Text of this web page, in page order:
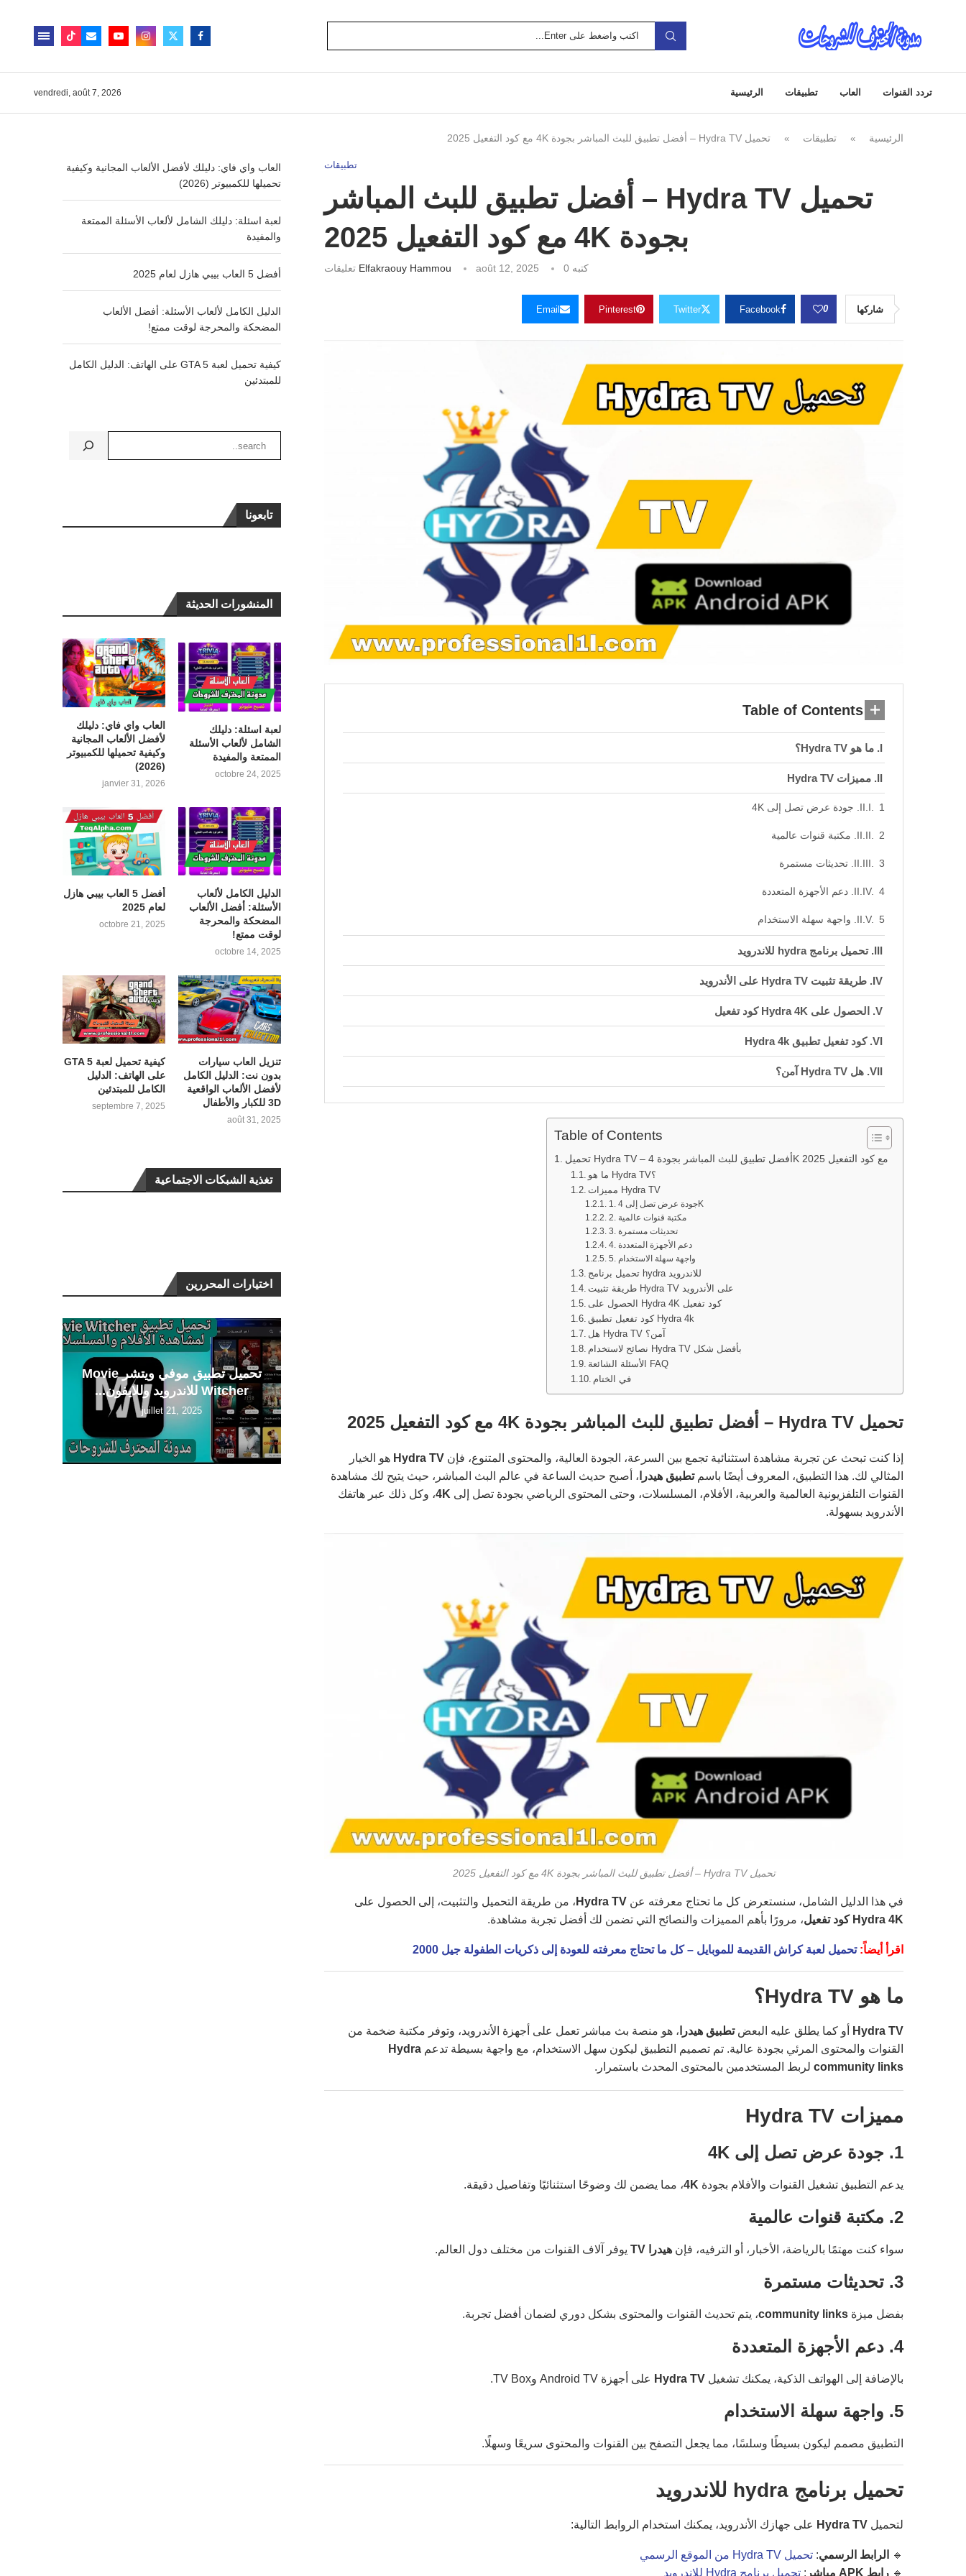
الرئيسية تطبيقات العاب تردد القنوات vendredi, août 7, 2026
الرئيسية » تطبيقات » تحميل Hydra TV – أفضل تطبيق للبث المباشر بجودة 4K مع كود التفعيل 2025
تطبيقات
تحميل Hydra TV – أفضل تطبيق للبث المباشر
بجودة 4K مع كود التفعيل 2025
كتبه Elfakraouy Hammou août 12, 2025 0 تعليقات
شاركها 0
Facebook
Twitter
Pinterest
Email
Table of Contents
ما هو Hydra TV؟
مميزات Hydra TV
1. جودة عرض تصل إلى 4K
2. مكتبة قنوات عالمية
3. تحديثات مستمرة
4. دعم الأجهزة المتعددة
5. واجهة سهلة الاستخدام
تحميل برنامج hydra للاندرويد
طريقة تثبيت Hydra TV على الأندرويد
الحصول على Hydra 4K كود تفعيل
كود تفعيل تطبيق Hydra 4k
هل Hydra TV آمن؟
نصائح لاستخدام Hydra TV بأفضل شكل
في الختام
Table of Contents
تحميل Hydra TV – أفضل تطبيق للبث المباشر بجودة 4K مع كود التفعيل 2025
ما هو Hydra TV؟
مميزات Hydra TV
1. جودة عرض تصل إلى 4K
2. مكتبة قنوات عالمية
3. تحديثات مستمرة
4. دعم الأجهزة المتعددة
5. واجهة سهلة الاستخدام
تحميل برنامج hydra للاندرويد
طريقة تثبيت Hydra TV على الأندرويد
الحصول على Hydra 4K كود تفعيل
كود تفعيل تطبيق Hydra 4k
هل Hydra TV آمن؟
نصائح لاستخدام Hydra TV بأفضل شكل
الأسئلة الشائعة FAQ
في الختام
تحميل Hydra TV – أفضل تطبيق للبث المباشر بجودة 4K مع كود التفعيل 2025
إذا كنت تبحث عن تجربة مشاهدة استثنائية تجمع بين السرعة، الجودة العالية، والمحتوى المتنوع، فإن Hydra TV هو الخيار
المثالي لك. هذا التطبيق، المعروف أيضًا باسمتطبيق هيدرا ، أصبح حديث الساعة في عالم البث المباشر، حيث يتيح لك مشاهدة
القنوات التلفزيونية العالمية والعربية، الأفلام، المسلسلات، وحتى المحتوى الرياضي بجودة تصل إلى 4K، وكل ذلك عبر هاتفك
الأندرويد بسهولة.
تحميل Hydra TV – أفضل تطبيق للبث المباشر بجودة 4K مع كود التفعيل 2025
في هذا الدليل الشامل، سنستعرض كل ما تحتاج معرفته عن Hydra TV ، من طريقة التحميل والتثبيت، إلى الحصول على
Hydra 4K كود تفعيل
، مرورًا بأهم المميزات والنصائح التي تضمن لك أفضل تجربة مشاهدة.
اقرأ أيضاً:تحميل لعبة كراش القديمة للموبايل – كل ما تحتاج معرفته للعودة إلى ذكريات الطفولة جيل 2000
ما هو Hydra TV؟
Hydra TV أو كما يطلق عليه البعضتطبيق هيدرا ، هو منصة بث مباشر تعمل على أجهزة الأندرويد، وتوفر مكتبة ضخمة من
القنوات والمحتوى المرئي بجودة عالية. تم تصميم التطبيق ليكون سهل الاستخدام، مع واجهة بسيطة تدعم Hydra
community links لربط المستخدمين بالمحتوى المحدث باستمرار.
مميزات Hydra TV
1. جودة عرض تصل إلى 4K
يدعم التطبيق تشغيل القنوات والأفلام بجودة 4K، مما يضمن لك وضوحًا استثنائيًا وتفاصيل دقيقة.
2. مكتبة قنوات عالمية
سواء كنت مهتمًا بالرياضة، الأخبار، أو الترفيه، فإن هيدرا TV يوفر آلاف القنوات من مختلف دول العالم.
3. تحديثات مستمرة
بفضل ميزة community links، يتم تحديث القنوات والمحتوى بشكل دوري لضمان أفضل تجربة.
4. دعم الأجهزة المتعددة
بالإضافة إلى الهواتف الذكية، يمكنك تشغيل Hydra TV على أجهزة Android TV وTV Box.
5. واجهة سهلة الاستخدام
التطبيق مصمم ليكون بسيطًا وسلسًا، مما يجعل التصفح بين القنوات والمحتوى سريعًا وسهلًا.
تحميل برنامج hydra للاندرويد
لتحميل Hydra TV على جهازك الأندرويد، يمكنك استخدام الروابط التالية:
🔹 الرابط الرسمي: تحميل Hydra TV من الموقع الرسمي
🔹 رابط APK مباشر : تحميل برنامج Hydra للاندرويد
العاب واي فاي: دليلك لأفضل الألعاب المجانية وكيفية
تحميلها للكمبيوتر (2026)
لعبة اسئلة: دليلك الشامل لألعاب الأسئلة الممتعة
والمفيدة
أفضل 5 العاب بيبي هازل لعام 2025
الدليل الكامل لألعاب الأسئلة: أفضل الألعاب
المضحكة والمحرجة لوقت ممتع!
كيفية تحميل لعبة GTA 5 على الهاتف: الدليل الكامل
للمبتدئين
تابعونا
المنشورات الحديثة
العاب واي فاي: دليلك
لأفضل الألعاب المجانية
وكيفية تحميلها للكمبيوتر
(2026)
janvier 31, 2026
لعبة اسئلة: دليلك
الشامل لألعاب الأسئلة
الممتعة والمفيدة
octobre 24, 2025
أفضل 5 العاب بيبي هازل
لعام 2025
octobre 21, 2025
الدليل الكامل لألعاب
الأسئلة: أفضل الألعاب
المضحكة والمحرجة
لوقت ممتع!
octobre 14, 2025
كيفية تحميل لعبة GTA 5
على الهاتف: الدليل
الكامل للمبتدئين
septembre 7, 2025
تنزيل العاب سيارات
بدون نت: الدليل الكامل
لأفضل الألعاب الواقعية
3D للكبار والأطفال
août 31, 2025
تغذية الشبكات الاجتماعية
اختيارات المحررين
تحميل تطبيق موفي ويتشر Movie
Witcher للاندرويد وللايفون...
juillet 21, 2025